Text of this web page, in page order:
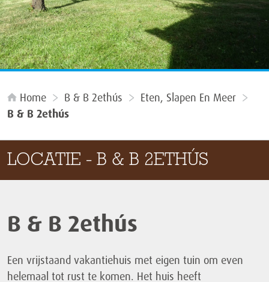
Home B & B 2ethús
Eten, Slapen En Meer
B & B 2ethús
LOCATIE - B & B 2ETHÚS
B & B 2ethús
Een vrijstaand vakantiehuis met eigen tuin om even
helemaal tot rust te komen. Het huis heeft